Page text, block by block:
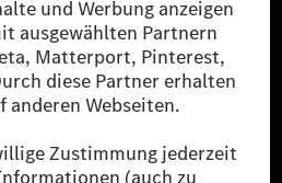
Bestandteil von MB.CHARGE
und China. Sofern an der jeweiligen
erneuerbaren Energien vorliegt,
Grünstromzertifikate*. Diese stellen
MB.CHARGE Public eine äquivalente
ins Stromnetz eingespeist wird.